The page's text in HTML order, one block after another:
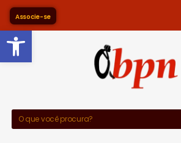
Barra de
Associe-se